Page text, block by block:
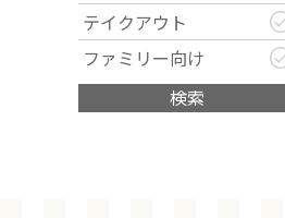
テイクアウト
ファミリー向け
検索